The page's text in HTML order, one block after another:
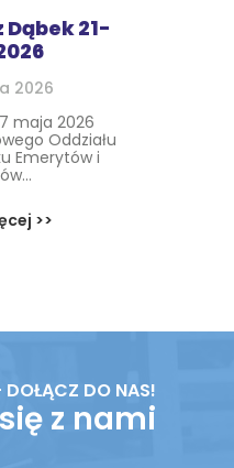
21-
2026
maja 2026
Oddziału
Emerytów i
>>
DOŁĄCZ DO NAS!
z nami